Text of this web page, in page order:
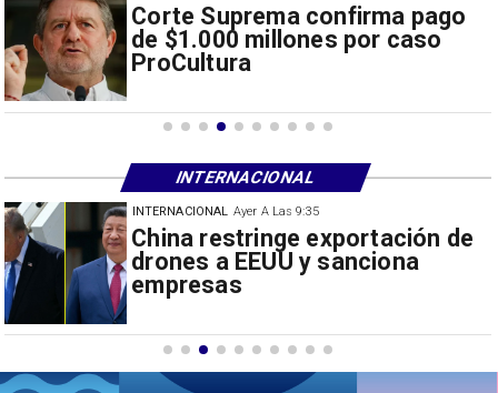
Ayer A Las 9:35
Papa León XIV anuncia gira por
Sudamérica
INTERNACIONAL
Corte Suprema confirma pago
de $1.000 millones por caso
ProCultura
INTERNACIONAL